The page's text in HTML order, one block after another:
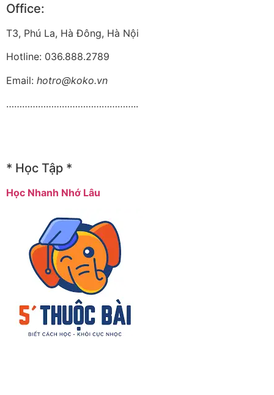
Office:
T3, Phú La, Hà Đông, Hà Nội
Hotline: 036.888.2789
Email: hotro@koko.vn
…………………………………………..
* Học Tập *
Học Nhanh Nhớ Lâu